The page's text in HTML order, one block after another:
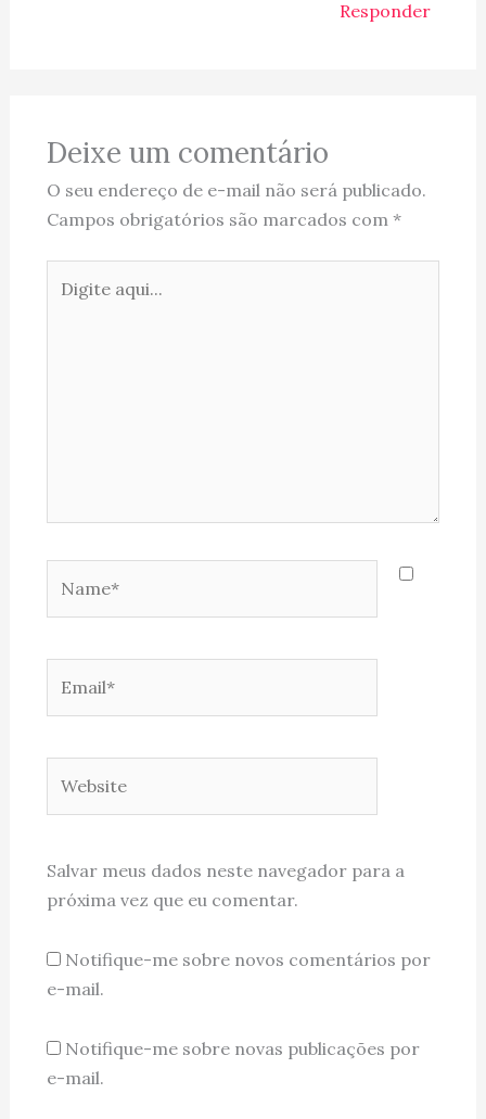
Responder
Deixe um comentário
O seu endereço de e-mail não será publicado.
Campos obrigatórios são marcados com *
aqui...
Salvar meus dados neste navegador para a
próxima vez que eu comentar.
Notifique-me sobre novos comentários por
e-mail.
Notifique-me sobre novas publicações por
e-mail.